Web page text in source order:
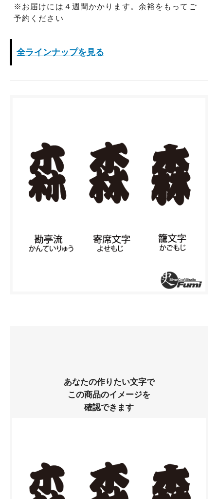
※お届けには４週間かかります。余裕をもってご
予約ください
全ラインナップを見る
あなたの作りたい文字で
この商品のイメージを
確認できます